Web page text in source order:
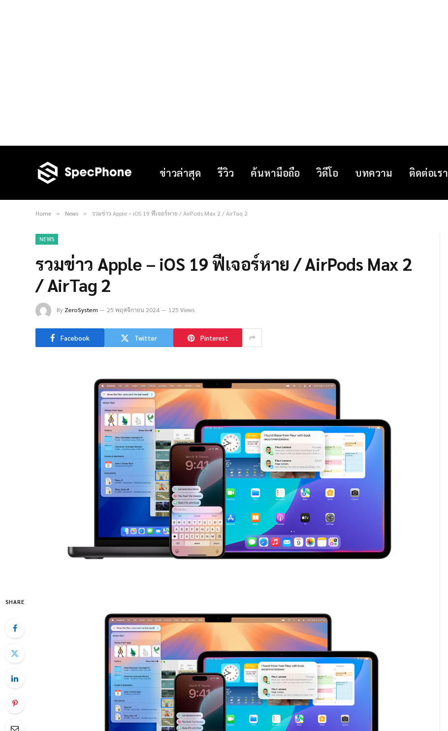
ข่าวล่าสุด รีวิว ค้นหามือถือ วิดีโอ บทความ ติดต่อเรา
Home » News » รวมข่าว Apple – iOS 19 ฟีเจอร์หาย / AirPods Max 2 / AirTag 2
NEWS
รวมข่าว Apple – iOS 19 ฟีเจอร์หาย / AirPods Max 2
/ AirTag 2
By ZeroSystem 25 พฤศจิกายน 2024 125 Views
Facebook Twitter Pinterest
SHARE